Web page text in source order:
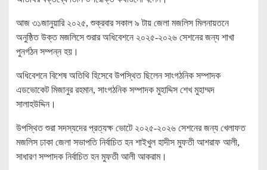
আজ ৩১জানুয়ারি ২০২৫, শুক্রবার সকাল ৯ টায় জেলা মজলিস মিলনায়তনে
অনুষ্ঠিত উক্ত মজলিসে শুরার অধিবেশনে ২০২৫-২০২৬ সেশনের জন্য শাখা
পুনর্গঠন সম্পন্ন হয়।
অধিবেশনে বিশেষ অতিথি হিসেবে উপস্থিত ছিলেন সাংগঠনিক সম্পাদক
এডভোকেট মিজানুর রহমান, সাংগঠনিক সম্পাদক মুহাদ্দিস শেখ মুহাম্মদ
সালাহউদ্দিন।
উপস্থিত শুরা সদস্যদের প্রত্যক্ষ ভোটে ২০২৫-২০২৬ সেশনের জন্য খেলাফত
মজলিস ঢাকা জেলা সভাপতি নির্বাচিত হন শাইখুল হাদীস মুফতী আশরাফ আলী,
সাধারণ সম্পাদক নির্বাচিত হন মুফতী আলী আকরাম।